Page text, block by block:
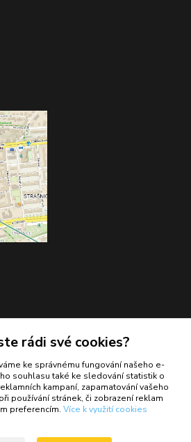
549 946
rádi své cookies?
ke správnému fungování našeho e-
souhlasu také ke sledování statistik o
kampaní, zapamatování vašeho
používání stránek, či zobrazení reklam
preferencím. Více k využití cookies